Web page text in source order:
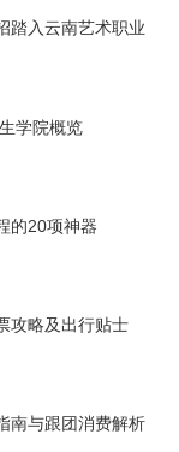
踏入云南艺术职业
学院概览
的20项神器
攻略及出行贴士
南与跟团消费解析